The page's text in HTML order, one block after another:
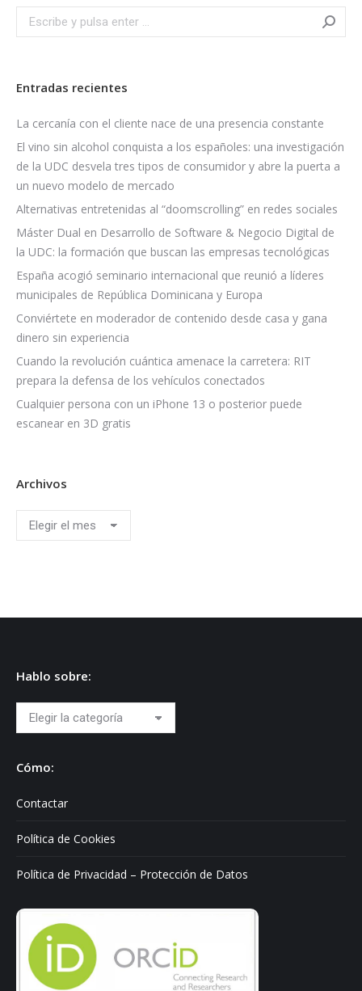
Search:
Entradas recientes
La cercanía con el cliente nace de una presencia constante
El vino sin alcohol conquista a los españoles: una investigación
de la UDC desvela tres tipos de consumidor y abre la puerta a
un nuevo modelo de mercado
Alternativas entretenidas al “doomscrolling” en redes sociales
Máster Dual en Desarrollo de Software & Negocio Digital de
la UDC: la formación que buscan las empresas tecnológicas
España acogió seminario internacional que reunió a líderes
municipales de República Dominicana y Europa
Conviértete en moderador de contenido desde casa y gana
dinero sin experiencia
Cuando la revolución cuántica amenace la carretera: RIT
prepara la defensa de los vehículos conectados
Cualquier persona con un iPhone 13 o posterior puede
escanear en 3D gratis
Archivos
Archivos
Hablo sobre:
Hablo
sobre:
Cómo:
Contactar
Política de Cookies
Política de Privacidad – Protección de Datos